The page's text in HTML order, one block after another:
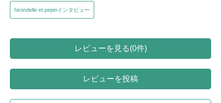
hirondelle et pepinインタビュー
レビューを見る(0件)
レビューを投稿